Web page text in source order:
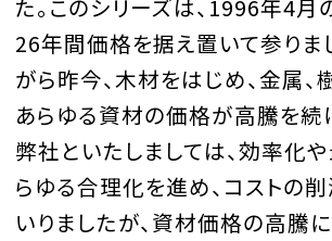
た。このシリーズは、1996年4月
26年間価格を据え置いて参りま
がら昨今、木材をはじめ、金属
あらゆる資材の価格が高騰を続
弊社といたしましては、効率化
らゆる合理化を進め、コストの
いりましたが、資材価格の高騰